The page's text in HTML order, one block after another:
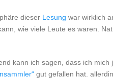
dieser Lesung war wirklich
wie viele Leute es waren.
kann ich sagen, dass ich mich
gut gefallen hat.